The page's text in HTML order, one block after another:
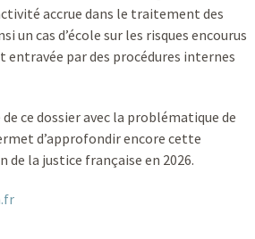
accrue dans le traitement des
un cas d’école sur les risques encourus
entravée par des procédures internes
ce dossier avec la problématique de
d’approfondir encore cette
de la justice française en 2026.